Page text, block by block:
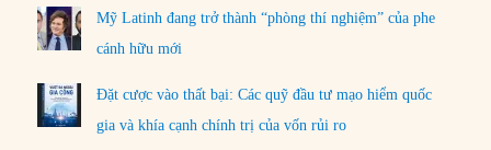
Mỹ Latinh đang trở thành “phòng thí nghiệm” của phe
cánh hữu mới
Đặt cược vào thất bại: Các quỹ đầu tư mạo hiểm quốc
gia và khía cạnh chính trị của vốn rủi ro